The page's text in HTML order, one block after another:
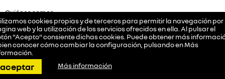
cookies propias y de terceros para permitir la navegación por
web y la utilización de los servicios ofrecidos en ella. Al pulsar el
"Acepto" consiente dichas cookies. Puede obtener más
conocer cómo cambiar la configuración, pulsando enMás
aceptar Más información
llamar pedir cita dirección
Quiénes somos
Aviso Legal
Política de cookies
Política de Privacidad
síguenos